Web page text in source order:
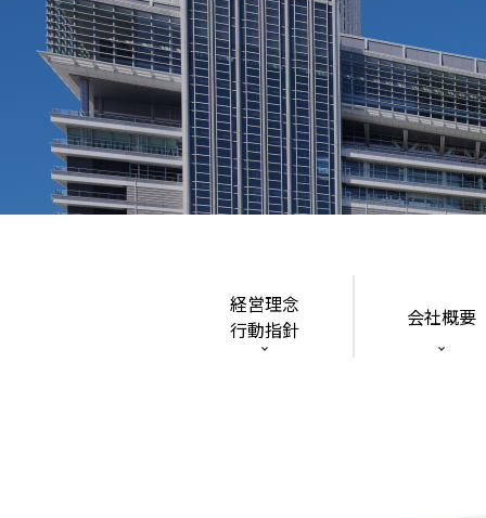
経営理念
行動指針
会社概要